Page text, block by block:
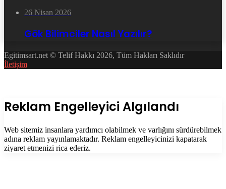
26 Nisan 2026
Gök Bilimciler Nasıl Yazılır?
Egitimsart.net © Telif Hakkı 2026, Tüm Hakları Saklıdır
İletişim
Kapalı
Reklam Engelleyici Algılandı
Web sitemiz insanlara yardımcı olabilmek ve varlığını sürdürebilmek
adına reklam yayınlamaktadır. Reklam engelleyicinizi kapatarak
ziyaret etmenizi rica ederiz.